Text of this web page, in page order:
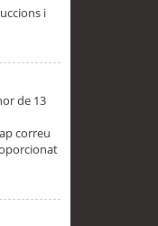
i
de 13
correu